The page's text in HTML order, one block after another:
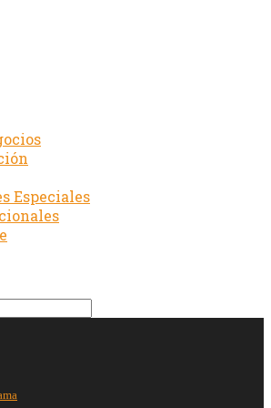
Especiales